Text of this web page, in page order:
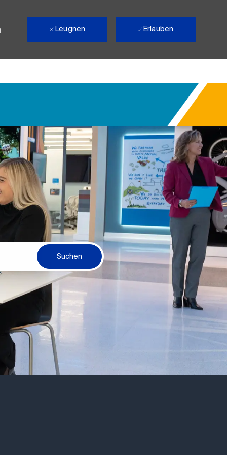
Leugnen Erlauben
Suchen